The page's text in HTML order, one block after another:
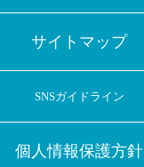
サイトマップ
SNSガイドライン
個人情報保護方針